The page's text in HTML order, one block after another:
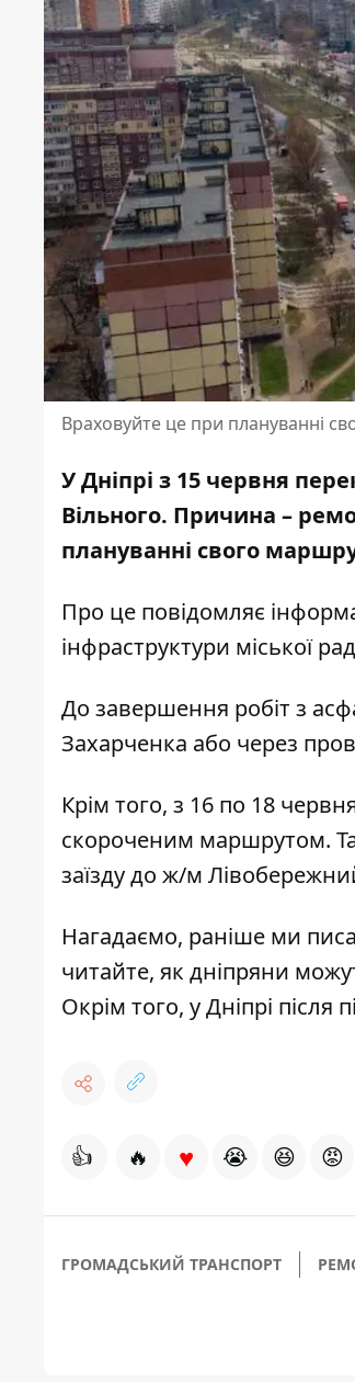
Враховуйте це при плануванні
У Дніпрі з 15 червня
Вільного. Причина –
плануванні свого
Про це повідомляє
інфраструктури міської
До завершення робіт з
Захарченка або через
Крім того, з 16 по 18
скороченим маршрутом.
заїзду до ж/м
Нагадаємо, раніше ми
читайте, як дніпряни
Окрім того, у Дніпрі після
👍 🔥 ♥ 😭 😆 😡
ГРОМАДСЬКИЙ ТРАНСПОРТ